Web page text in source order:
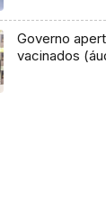
Governo
vacinados